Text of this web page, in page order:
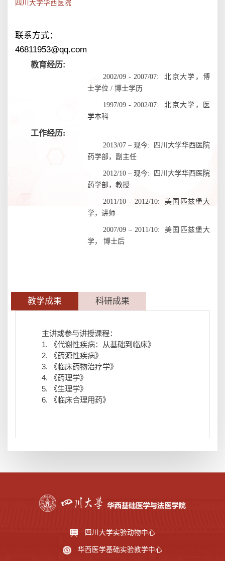
联系方式：
46811953@qq.com
教育经历:
2002/09 - 2007/07:
北京大学，博
士学位 / 博士学历
1997/09 - 2002/07:
北京大学，医
学本科
工作经历:
2013/07 – 现今:
四川大学华西医院
药学部，副主任
2012/10 – 现今:
四川大学华西医院
药学部，教授
2011/10 – 2012/10:
美国匹兹堡大
学，讲师
2007/09 – 2011/10:
美国匹兹堡大
学，
博士后
教学成果 科研成果
主讲或参与讲授课程：
1. 《代谢性疾病：从基础到临床》
2. 《药源性疾病》
3. 《临床药物治疗学》
4. 《药理学》
5. 《生理学》
6. 《临床合理用药》
四川大学实验动物中心
华西医学基础实验教学中心